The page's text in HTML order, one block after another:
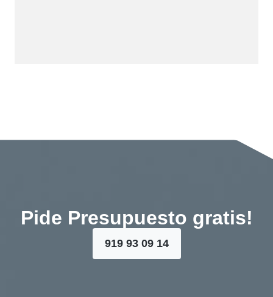
Pide Presupuesto gratis!
919 93 09 14